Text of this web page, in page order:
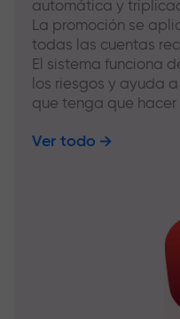
automática y
La promoción se
todas las cuentas
El sistema funciona
los riesgos y ayuda
que tenga que hacer
Ver todo